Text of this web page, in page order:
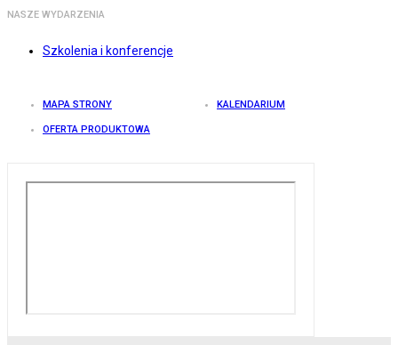
NASZE WYDARZENIA
Szkolenia i konferencje
MAPA STRONY KALENDARIUM
OFERTA PRODUKTOWA